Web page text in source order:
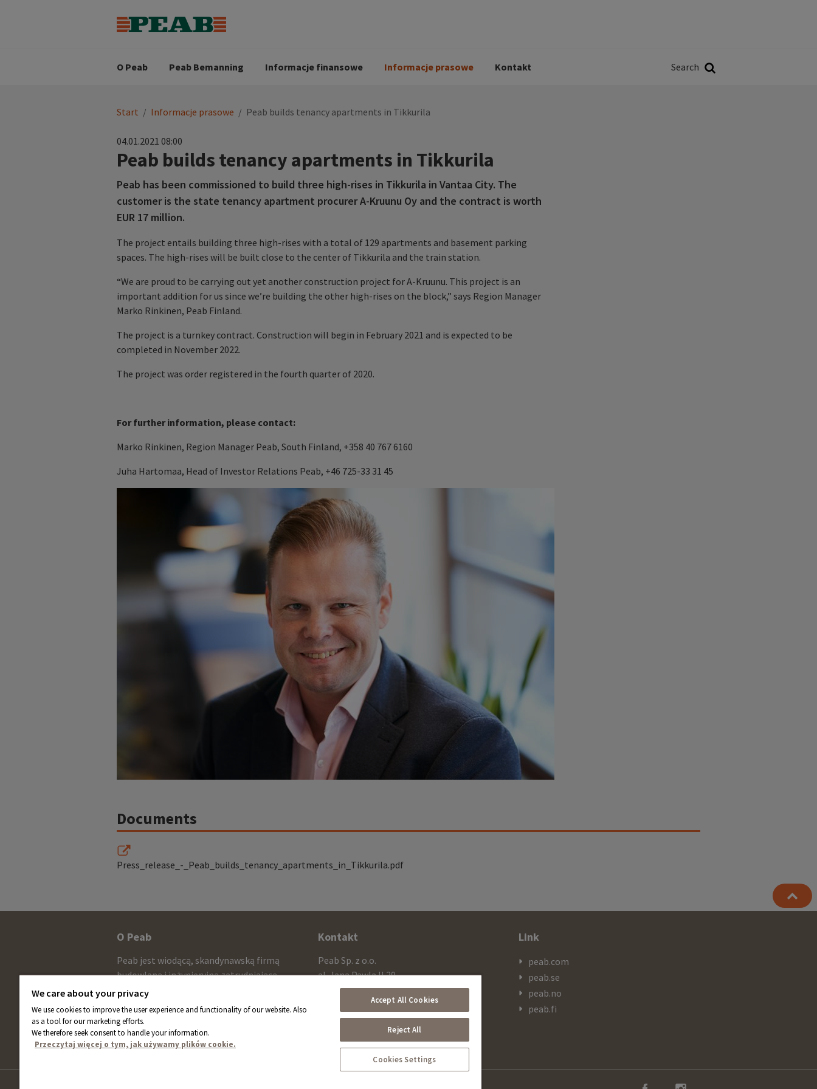
O Peab
Wizja
Peab Bemanning
procesie rekrutacji
Informacje finansowe Informacje prasowe Kontakt Search
You
here:
Start / Informacje prasowe / Peab builds tenancy apartments in Tikkurila
04.01.2021 08:00
Peab builds tenancy apartments in Tikkurila
Peab has been commissioned to build three high-rises in Tikkurila in Vantaa City. The
customer is the state tenancy apartment procurer A-Kruunu Oy and the contract is worth
EUR 17 million.
The project entails building three high-rises with a total of 129 apartments and basement parking
spaces. The high-rises will be built close to the center of Tikkurila and the train station.
“We are proud to be carrying out yet another construction project for A-Kruunu. This project is an
important addition for us since we’re building the other high-rises on the block,” says Region Manager
Marko Rinkinen, Peab Finland.
The project is a turnkey contract. Construction will begin in February 2021 and is expected to be
completed in November 2022.
The project was order registered in the fourth quarter of 2020.
For further information, please contact:
Marko Rinkinen, Region Manager Peab, South Finland, +358 40 767 6160
Juha Hartomaa, Head of Investor Relations Peab, +46 725-33 31 45
Documents
Press_release_-_Peab_builds_tenancy_apartments_in_Tikkurila.pdf
Other
infomration
and
contact
information
O Peab
Peab jest wiodącą, skandynawską firmą
budowlaną i inżynieryjną zatrudniającą
około 13.000 pracowników ze sprzedażą
netto wynoszącą około 58 miliardów SEK
rocznie. Akcje Peab są notowane na
giełdzie NASDAQ w Sztokholmie.
Kontakt
Peab Sp. z o.o.
al. Jana Pawla II 29
PL 00-867 Warszawa
Telefon
Link
peab.com
peab.se
peab.no
peab.fi
We care about your privacy
We use cookies to improve the user experience and functionality of our website. Also
as a tool for our marketing efforts.
We therefore seek consent to handle your information.
Przeczytaj więcej o tym, jak używamy plików cookie.
Accept All Cookies
Reject All
Cookies Settings